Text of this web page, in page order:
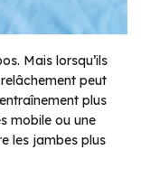
Mais lorsqu’ils
peut
plus
mobile ou une
les jambes plus